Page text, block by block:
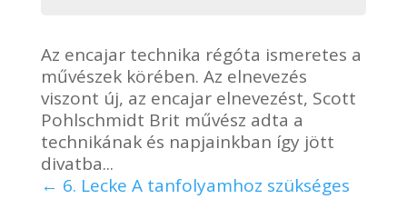
Az encajar technika régóta ismeretes a
művészek körében. Az elnevezés
viszont új, az encajar elnevezést, Scott
Pohlschmidt Brit művész adta a
technikának és napjainkban így jött
divatba...
6. Lecke A tanfolyamhoz szükséges